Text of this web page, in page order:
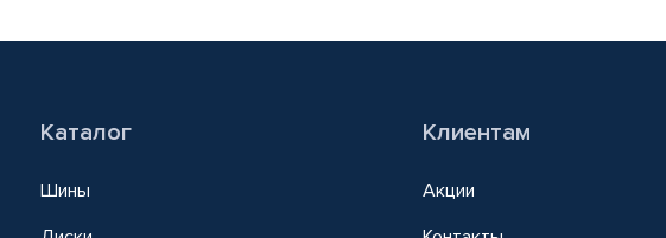
Каталог
Шины
Клиентам
Акции